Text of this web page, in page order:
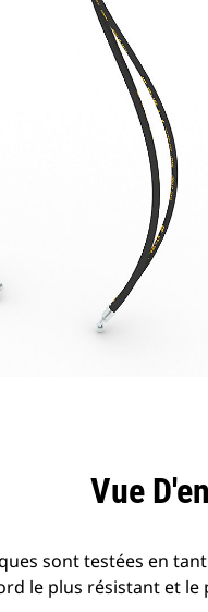
Vue
sont testées en
le plus résistant et le